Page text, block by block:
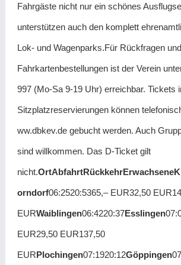
Fahrgäste nicht nur ein schönes
unterstützen auch den komplett
Lok- und Wagenparks.Für Rückfragen und
Fahrkartenbestellungen ist der Verein
997 (Mo-Sa 9-19 Uhr) erreichbar. Tickets
Sitzplatzreservierungen können
ww.dbkev.de gebucht werden. Auch
sind willkommen. Das D-Ticket gilt
nicht.OrtAbfahrtRückkehrErwachsene
orndorf06:2520:5365,– EUR32,50
EURWaiblingen06:4220:37Esslingen
EUR29,50 EUR137,50
EURPlochingen07:1920:12Göppingen